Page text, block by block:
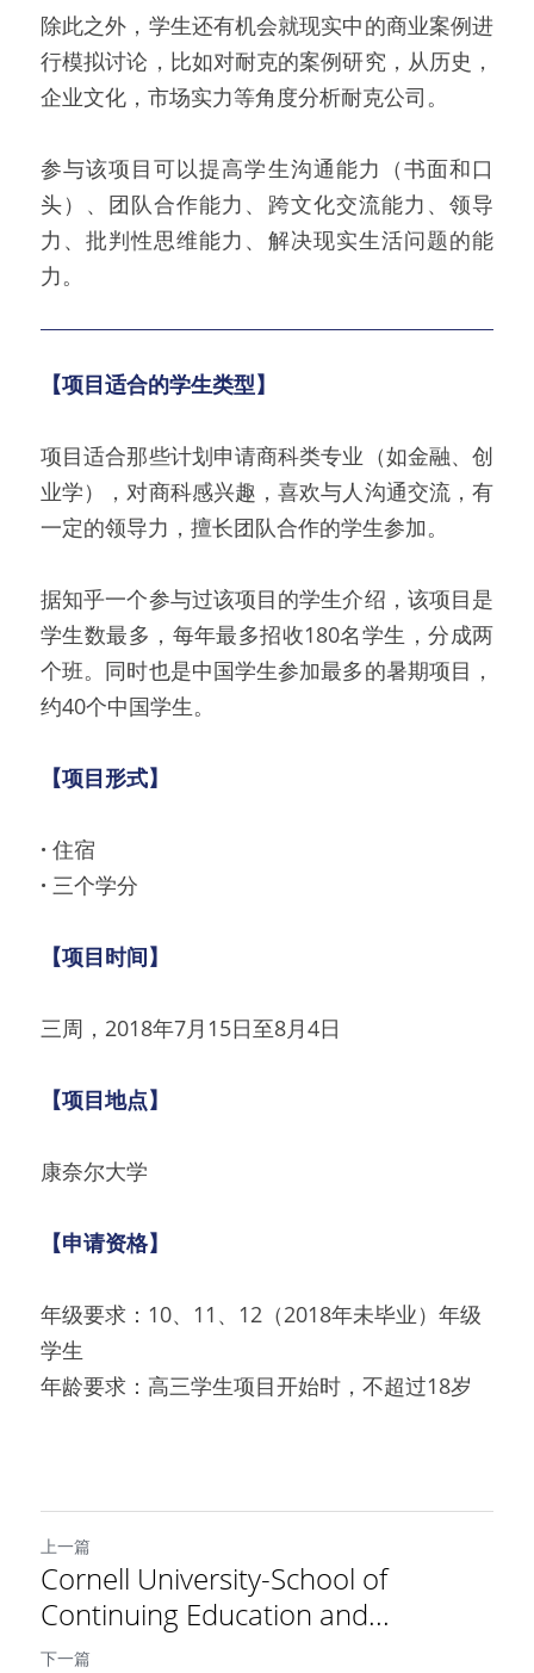
除此之外，学生还有机会就现实中的商业案例进
行模拟讨论，比如对耐克的案例研究，从历史，
企业文化，市场实力等角度分析耐克公司。
参与该项目可以提高学生沟通能力（书面和口
头）、团队合作能力、跨文化交流能力、领导
力、批判性思维能力、解决现实生活问题的能
力。
【项目适合的学生类型】
项目适合那些计划申请商科类专业（如金融、创
业学），对商科感兴趣，喜欢与人沟通交流，有
一定的领导力，擅长团队合作的学生参加。
据知乎一个参与过该项目的学生介绍，该项目是
学生数最多，每年最多招收180名学生，分成两
个班。同时也是中国学生参加最多的暑期项目，
约40个中国学生。
【项目形式】
· 住宿
· 三个学分
【项目时间】
三周，2018年7月15日至8月4日
【项目地点】
康奈尔大学
【申请资格】
年级要求：10、11、12（2018年未毕业）年级
学生
年龄要求：高三学生项目开始时，不超过18岁
上一篇
Cornell University-School of
Continuing Education and...
下一篇